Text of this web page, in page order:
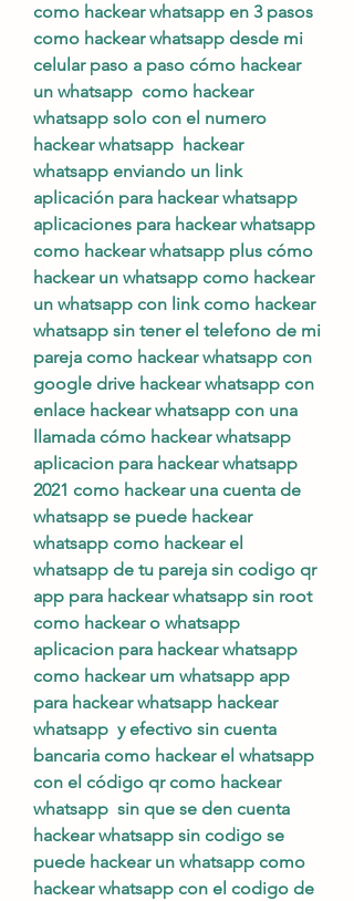
como hackear whatsapp en 3 pasos
como hackear whatsapp desde mi
celular paso a paso cómo hackear
un whatsapp  como hackear
whatsapp solo con el numero
hackear whatsapp  hackear
whatsapp enviando un link
aplicación para hackear whatsapp
aplicaciones para hackear whatsapp
como hackear whatsapp plus cómo
hackear un whatsapp como hackear
un whatsapp con link como hackear
whatsapp sin tener el telefono de mi
pareja como hackear whatsapp con
google drive hackear whatsapp con
enlace hackear whatsapp con una
llamada cómo hackear whatsapp
aplicacion para hackear whatsapp
2021 como hackear una cuenta de
whatsapp se puede hackear
whatsapp como hackear el
whatsapp de tu pareja sin codigo qr
app para hackear whatsapp sin root
como hackear o whatsapp
aplicacion para hackear whatsapp
como hackear um whatsapp app
para hackear whatsapp hackear
whatsapp  y efectivo sin cuenta
bancaria como hackear el whatsapp
con el código qr como hackear
whatsapp  sin que se den cuenta
hackear whatsapp sin codigo se
puede hackear un whatsapp como
hackear whatsapp con el codigo de